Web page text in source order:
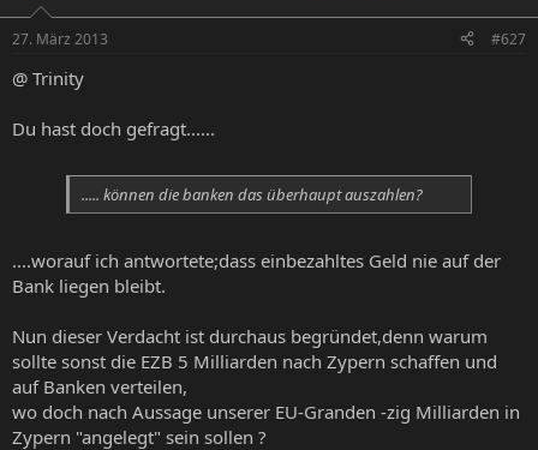
27. März 2013 #627
@ Trinity
Du hast doch gefragt......
..... können die banken das überhaupt auszahlen?
....worauf ich antwortete;dass einbezahltes Geld nie auf der
Bank liegen bleibt.
Nun dieser Verdacht ist durchaus begründet,denn warum
sollte sonst die EZB 5 Milliarden nach Zypern schaffen und
auf Banken verteilen,
wo doch nach Aussage unserer EU-Granden -zig Milliarden in
Zypern "angelegt" sein sollen ?